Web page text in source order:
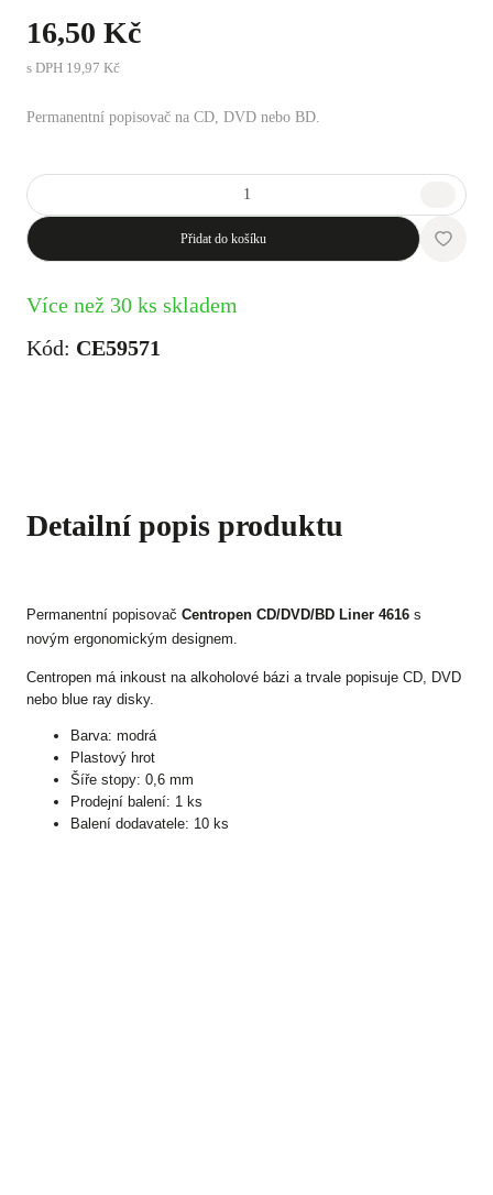
16,50 Kč
s DPH 19,97 Kč
Permanentní popisovač na CD, DVD nebo BD.
Přidat do košíku
Více než 30 ks skladem
Kód: CE59571
Detailní popis produktu
Permanentní popisovač Centropen CD/DVD/BD Liner 4616 s
novým ergonomickým designem.
Centropen má inkoust na alkoholové bázi a trvale popisuje CD, DVD
nebo blue ray disky.
Barva: modrá
Plastový hrot
Šíře stopy: 0,6 mm
Prodejní balení: 1 ks
Balení dodavatele: 10 ks